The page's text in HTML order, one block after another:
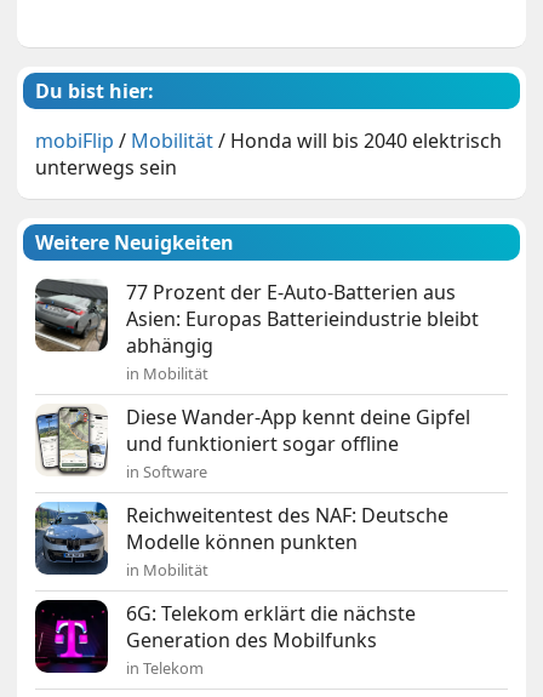
Du bist hier:
mobiFlip / Mobilität/ Honda will bis 2040 elektrisch
unterwegs sein
Weitere Neuigkeiten
77 Prozent der E-Auto-Batterien aus
Asien: Europas Batterieindustrie bleibt
abhängig
in Mobilität
Diese Wander-App kennt deine Gipfel
und funktioniert sogar offline
in Software
Reichweitentest des NAF: Deutsche
Modelle können punkten
in Mobilität
6G: Telekom erklärt die nächste
Generation des Mobilfunks
in Telekom